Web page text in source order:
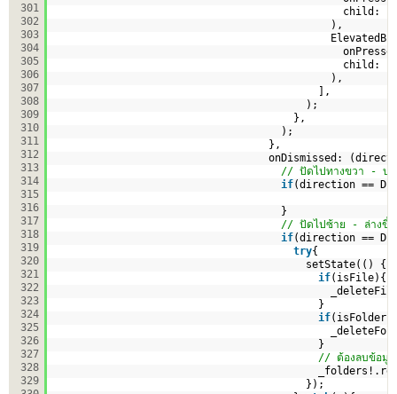
301
302
303
304
305
306
307
308
309
310
311
312
313
314
315
316
317
318
319
320
321
322
323
324
325
326
327
328
329
child:
),
child:
),
],
);
},
);
},
onDismissed:
// ปัดไปทางขวา - บน
if(direction ==
}
// ปัดไปซ้าย - ล่างขึ้
if(direction ==
try{
setState(() {
if(isFile){
}
if
}
// ต้องลบข้อมูล
});